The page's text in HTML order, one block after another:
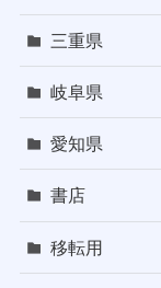
三重県
岐阜県
愛知県
書店
移転用